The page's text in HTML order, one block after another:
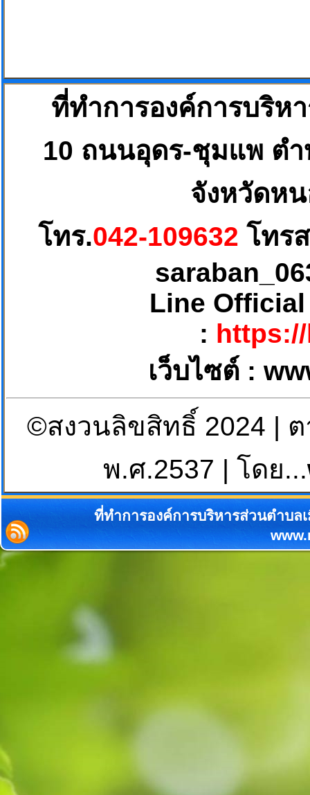
ที่ทำการองค์การบริห
10 ถนนอุดร-ชุมแพ ตำ
จังหวัดห
โทร.042-109632 โทร
Line
:
เว็บไซต์ :
©สงวนลิขสิทธิ์ 2024 |
พ.ศ.2537 | โดย...
ที่ทำการองค์การบริหารส่วนตำบล